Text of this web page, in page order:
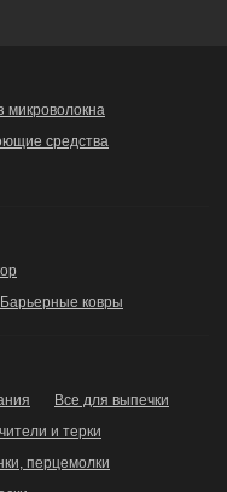
микроволокна
средства
Барьерные ковры
Все для выпечки
и терки
перцемолки